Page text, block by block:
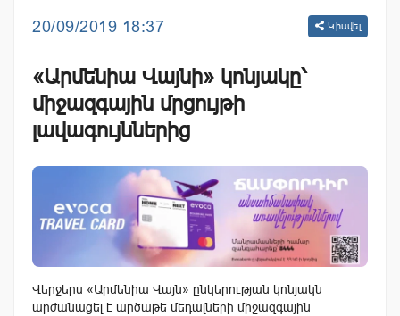
20/09/2019 18:37 Կիսվել
«Արմենիա Վայնի» կոնյակը՝
միջազգային մրցույթի
լավագույններից
Վերջերս «Արմենիա Վայն» ընկերության կոնյակն
արժանացել է արծաթե մեդալների միջազգային